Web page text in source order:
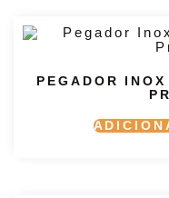
PEGADOR